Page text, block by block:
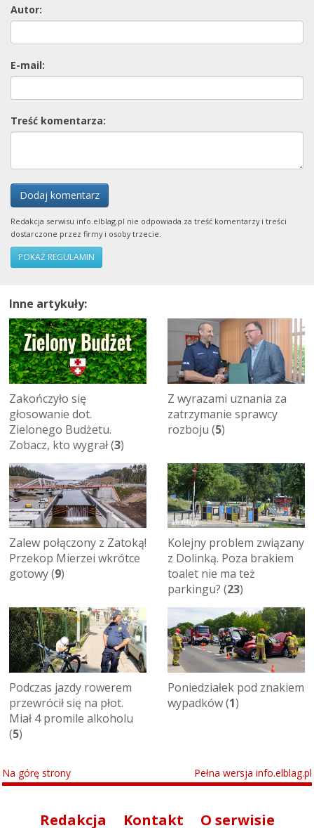
Autor:
E-mail:
Treść komentarza:
Dodaj komentarz
Redakcja serwisu info.elblag.pl nie odpowiada za treść komentarzy i treści
dostarczone przez firmy i osoby trzecie.
POKAŻ REGULAMIN
Inne artykuły:
Zakończyło się
głosowanie dot.
Zielonego Budżetu.
Zobacz, kto wygrał (3)
Z wyrazami uznania za
zatrzymanie sprawcy
rozboju (5)
Zalew połączony z Zatoką!
Przekop Mierzei wkrótce
gotowy (9)
Kolejny problem związany
z Dolinką. Poza brakiem
toalet nie ma też
parkingu? (23)
Podczas jazdy rowerem
przewrócił się na płot.
Miał 4 promile alkoholu
(5)
Poniedziałek pod znakiem
wypadków (1)
Na górę strony Pełna wersja info.elblag.pl
Redakcja Kontakt O serwisie